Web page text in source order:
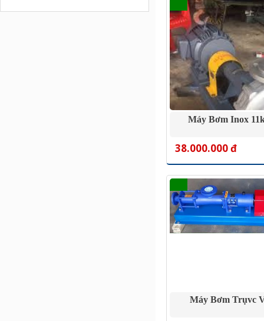
Máy Bơm Inox
38.000.000 đ
Máy Bơm Trụvc